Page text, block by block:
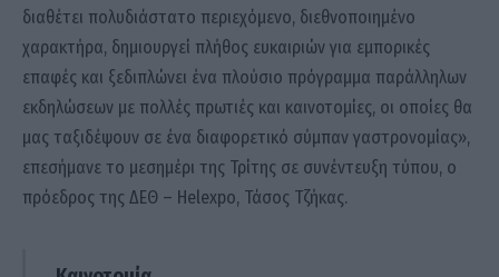
διαθέτει πολυδιάστατο περιεχόμενο, διεθνοποιημένο
χαρακτήρα, δημιουργεί πλήθος ευκαιριών για εμπορικές
επαφές και ξεδιπλώνει ένα πλούσιο πρόγραμμα παράλληλων
εκδηλώσεων με πολλές πρωτιές και καινοτομίες, οι οποίες θα
μας ταξιδέψουν σε ένα διαφορετικό σύμπαν γαστρονομίας»,
επεσήμανε το μεσημέρι της Τρίτης σε συνέντευξη τύπου, ο
πρόεδρος της ΔΕΘ – Helexpo, Τάσος Τζήκας.